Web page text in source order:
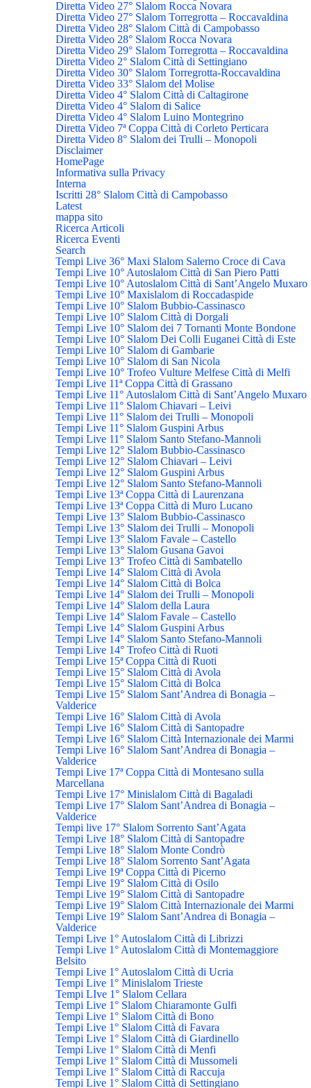
Diretta Video 27° Slalom Rocca Novara
Diretta Video 27° Slalom Torregrotta – Roccavaldina
Diretta Video 28° Slalom Città di Campobasso
Diretta Video 28° Slalom Rocca Novara
Diretta Video 29° Slalom Torregrotta – Roccavaldina
Diretta Video 2° Slalom Città di Settingiano
Diretta Video 30° Slalom Torregrotta-Roccavaldina
Diretta Video 33° Slalom del Molise
Diretta Video 4° Slalom Città di Caltagirone
Diretta Video 4° Slalom di Salice
Diretta Video 4° Slalom Luino Montegrino
Diretta Video 7ª Coppa Città di Corleto Perticara
Diretta Video 8° Slalom dei Trulli – Monopoli
Disclaimer
HomePage
Informativa sulla Privacy
Interna
Iscritti 28° Slalom Città di Campobasso
Latest
mappa sito
Ricerca Articoli
Ricerca Eventi
Search
Tempi Live 36° Maxi Slalom Salerno Croce di Cava
Tempi Live 10° Autoslalom Città di San Piero Patti
Tempi Live 10° Autoslalom Città di Sant’Angelo Muxaro
Tempi Live 10° Maxislalom di Roccadaspide
Tempi Live 10° Slalom Bubbio-Cassinasco
Tempi Live 10° Slalom Città di Dorgali
Tempi Live 10° Slalom dei 7 Tornanti Monte Bondone
Tempi Live 10° Slalom Dei Colli Euganei Città di Este
Tempi Live 10° Slalom di Gambarie
Tempi Live 10° Slalom di San Nicola
Tempi Live 10° Trofeo Vulture Melfese Città di Melfi
Tempi Live 11ª Coppa Città di Grassano
Tempi Live 11° Autoslalom Città di Sant’Angelo Muxaro
Tempi Live 11° Slalom Chiavari – Leivi
Tempi Live 11° Slalom dei Trulli – Monopoli
Tempi Live 11° Slalom Guspini Arbus
Tempi Live 11° Slalom Santo Stefano-Mannoli
Tempi Live 12° Slalom Bubbio-Cassinasco
Tempi Live 12° Slalom Chiavari – Leivi
Tempi Live 12° Slalom Guspini Arbus
Tempi Live 12° Slalom Santo Stefano-Mannoli
Tempi Live 13ª Coppa Città di Laurenzana
Tempi Live 13ª Coppa Città di Muro Lucano
Tempi Live 13° Slalom Bubbio-Cassinasco
Tempi Live 13° Slalom dei Trulli – Monopoli
Tempi Live 13° Slalom Favale – Castello
Tempi Live 13° Slalom Gusana Gavoi
Tempi Live 13° Trofeo Città di Sambatello
Tempi Live 14° Slalom Città di Avola
Tempi Live 14° Slalom Città di Bolca
Tempi Live 14° Slalom dei Trulli – Monopoli
Tempi Live 14° Slalom della Laura
Tempi Live 14° Slalom Favale – Castello
Tempi Live 14° Slalom Guspini Arbus
Tempi Live 14° Slalom Santo Stefano-Mannoli
Tempi Live 14° Trofeo Città di Ruoti
Tempi Live 15ª Coppa Città di Ruoti
Tempi Live 15° Slalom Città di Avola
Tempi Live 15° Slalom Città di Bolca
Tempi Live 15° Slalom Sant’Andrea di Bonagia –
Valderice
Tempi Live 16° Slalom Città di Avola
Tempi Live 16° Slalom Città di Santopadre
Tempi Live 16° Slalom Città Internazionale dei Marmi
Tempi Live 16° Slalom Sant’Andrea di Bonagia –
Valderice
Tempi Live 17ª Coppa Città di Montesano sulla
Marcellana
Tempi Live 17° Minislalom Città di Bagaladi
Tempi Live 17° Slalom Sant’Andrea di Bonagia –
Valderice
Tempi live 17° Slalom Sorrento Sant’Agata
Tempi Live 18° Slalom Città di Santopadre
Tempi Live 18° Slalom Monte Condrò
Tempi Live 18° Slalom Sorrento Sant’Agata
Tempi Live 19ª Coppa Città di Picerno
Tempi Live 19° Slalom Città di Osilo
Tempi Live 19° Slalom Città di Santopadre
Tempi Live 19° Slalom Città Internazionale dei Marmi
Tempi Live 19° Slalom Sant’Andrea di Bonagia –
Valderice
Tempi Live 1° Autoslalom Città di Librizzi
Tempi Live 1° Autoslalom Città di Montemaggiore
Belsito
Tempi Live 1° Autoslalom Città di Ucria
Tempi Live 1° Minislalom Trieste
Tempi LIve 1° Slalom Cellara
Tempi Live 1° Slalom Chiaramonte Gulfi
Tempi Live 1° Slalom Città di Bono
Tempi Live 1° Slalom Città di Favara
Tempi Live 1° Slalom Città di Giardinello
Tempi Live 1° Slalom Città di Menfi
Tempi Live 1° Slalom Città di Mussomeli
Tempi Live 1° Slalom Città di Raccuja
Tempi Live 1° Slalom Città di Settingiano